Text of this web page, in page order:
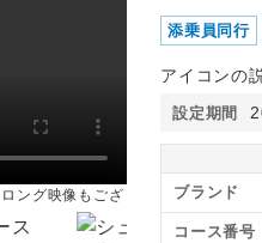
ング映像もござ
添乗員同行
アイコンの
設定期間
ブランド
コース番号